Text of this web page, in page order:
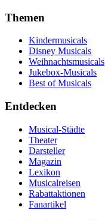
Themen
Kindermusicals
Disney Musicals
Weihnachtsmusicals
Jukebox-Musicals
Best of Musicals
Entdecken
Musical-Städte
Theater
Darsteller
Magazin
Lexikon
Musicalreisen
Rabattaktionen
Fanartikel